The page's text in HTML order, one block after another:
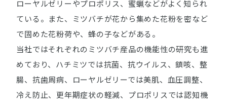
ローヤルゼリーやプロポリス、蜜蝋などがよく知られ
ている。また、ミツバチが花から集めた花粉を密など
で固めた花粉荷や、蜂の子などがある。
当社ではそれぞれのミツバチ産品の機能性の研究も進
めており、ハチミツでは抗菌、抗ウイルス、鎮咳、整
腸、抗歯周病、ローヤルゼリーでは美肌、血圧調整、
冷え防止、更年期症状の軽減、プロポリスでは認知機